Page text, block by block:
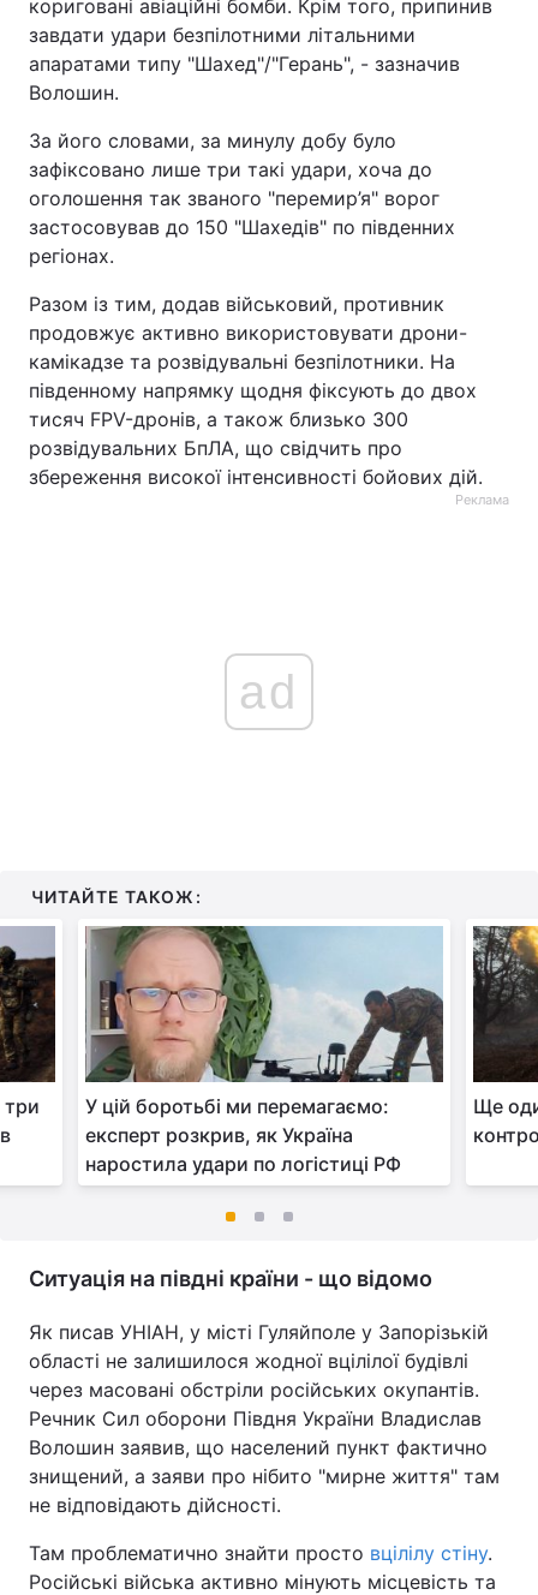
кориговані авіаційні бомби. Крім того, припинив
завдати удари безпілотними літальними
апаратами типу "Шахед"/"Герань", - зазначив
Волошин.
За його словами, за минулу добу було
зафіксовано лише три такі удари, хоча до
оголошення так званого "перемир’я" ворог
застосовував до 150 "Шахедів" по південних
регіонах.
Разом із тим, додав військовий, противник
продовжує активно використовувати дрони-
камікадзе та розвідувальні безпілотники. На
південному напрямку щодня фіксують до двох
тисяч FPV-дронів, а також близько 300
розвідувальних БпЛА, що свідчить про
збереження високої інтенсивності бойових дій.
Реклама
ad
ЧИТАЙТЕ ТАКОЖ:
три
У цій боротьбі ми перемагаємо:
експерт розкрив, як Україна
наростила удари по логістиці РФ
Ще
Ситуація на півдні країни - що відомо
Як писав УНІАН, у місті Гуляйполе у Запорізькій
області не залишилося жодної вцілілої будівлі
через масовані обстріли російських окупантів.
Речник Сил оборони Півдня України Владислав
Волошин заявив, що населений пункт фактично
знищений, а заяви про нібито "мирне життя" там
не відповідають дійсності.
Там проблематично знайти просто вцілілу стіну.
Російські війська активно мінують місцевість та